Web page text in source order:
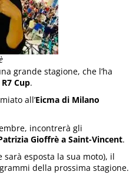
grande stagione, che l’ha
Cup.
all’Eicma di Milano
incontrerà gli
Gioffrè a Saint-Vincent.
sarà esposta la sua moto), il
della prossima stagione.